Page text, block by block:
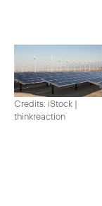
Credits: iStock |
thinkreaction